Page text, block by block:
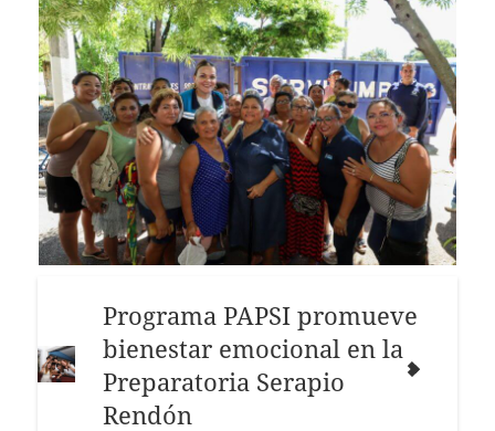
Programa PAPSI promueve
bienestar emocional en la
Preparatoria Serapio
Rendón